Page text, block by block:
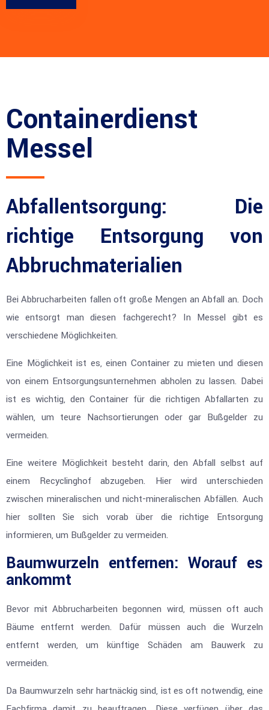
Containerdienst
Messel
Abfallentsorgung: Die
richtige Entsorgung von
Abbruchmaterialien
Bei Abbrucharbeiten fallen oft große Mengen an Abfall an. Doch
wie entsorgt man diesen fachgerecht? In Messel gibt es
verschiedene Möglichkeiten.
Eine Möglichkeit ist es, einen Container zu mieten und diesen
von einem Entsorgungsunternehmen abholen zu lassen. Dabei
ist es wichtig, den Container für die richtigen Abfallarten zu
wählen, um teure Nachsortierungen oder gar Bußgelder zu
vermeiden.
Eine weitere Möglichkeit besteht darin, den Abfall selbst auf
einem Recyclinghof abzugeben. Hier wird unterschieden
zwischen mineralischen und nicht-mineralischen Abfällen. Auch
hier sollten Sie sich vorab über die richtige Entsorgung
informieren, um Bußgelder zu vermeiden.
Baumwurzeln entfernen: Worauf es
ankommt
Bevor mit Abbrucharbeiten begonnen wird, müssen oft auch
Bäume entfernt werden. Dafür müssen auch die Wurzeln
entfernt werden, um künftige Schäden am Bauwerk zu
vermeiden.
Da Baumwurzeln sehr hartnäckig sind, ist es oft notwendig, eine